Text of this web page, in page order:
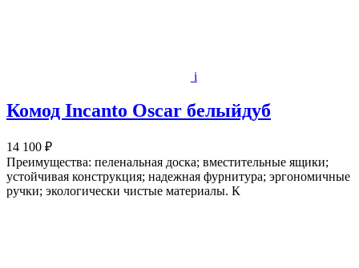
i
Комод Incanto Oscar белыйдуб
14 100 ₽
Преимущества: пеленальная доска; вместительные ящики;
устойчивая конструкция; надежная фурнитура; эргономичные
ручки; экологически чистые материалы. К